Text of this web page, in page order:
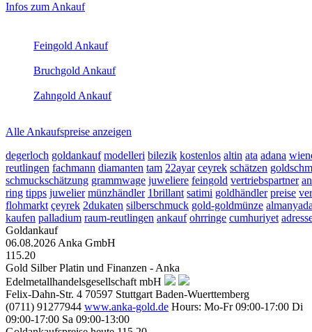
Sidebar
Infos zum Ankauf
Feingold Ankauf
Bruchgold Ankauf
Zahngold Ankauf
Alle Ankaufspreise anzeigen
degerloch goldankauf modelleri bilezik kostenlos altin ata adana
reutlingen fachmann diamanten tam 22ayar ceyrek schätzen
schmuckschätzung grammwage juweliere feingold vertriebspartner
ring tipps juwelier münzhändler 1brillant satimi goldhändler preise
flohmarkt çeyrek 2dukaten silberschmuck gold-goldmünze
kaufen palladium raum-reutlingen ankauf ohrringe cumhuriyet
Goldankauf
06.08.2026 Anka GmbH
115.20
Gold Silber Platin und Finanzen - Anka
Edelmetallhandelsgesellschaft mbH
Felix-Dahn-Str. 4 70597 Stuttgart Baden-Wuerttemberg
(0711) 91277944 www.anka-gold.de Hours: Mo-Fr 09:00-17:00 Di
09:00-17:00 Sa 09:00-13:00